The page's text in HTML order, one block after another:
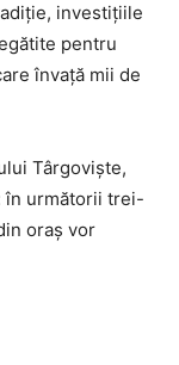
investițiile
pentru
învață mii de
Târgoviște,
în următorii trei-
oraș vor